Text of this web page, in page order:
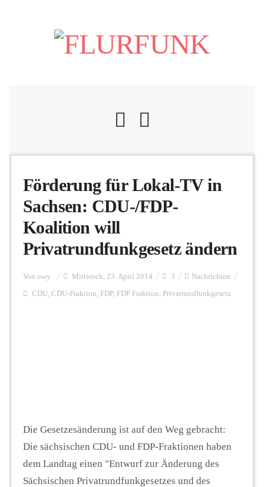
Nachrichten
Flurschelte
Personalien
Hintergrund
Seminare
Unterstützen
Förderung für Lokal-TV in
Sachsen: CDU-/FDP-
Koalition will
Privatrundfunkgesetz ändern
Von owy Mittwoch, 23. April 2014 3 Nachrichten
CDU, CDU-Fraktion, FDP, FDP Fraktion, Privatrundfunkgesetz
Die Gesetzesänderung ist auf den Weg gebracht:
Die sächsischen CDU- und FDP-Fraktionen haben
dem Landtag einen "Entwurf zur Änderung des
Sächsischen Privatrundfunkgesetzes und des